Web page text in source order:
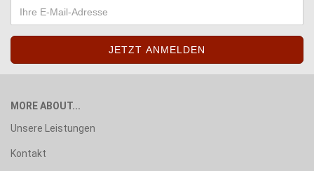
MORE ABOUT...
Unsere Leistungen
Kontakt